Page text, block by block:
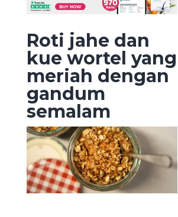
Roti jahe dan
kue wortel yang
meriah dengan
gandum
semalam